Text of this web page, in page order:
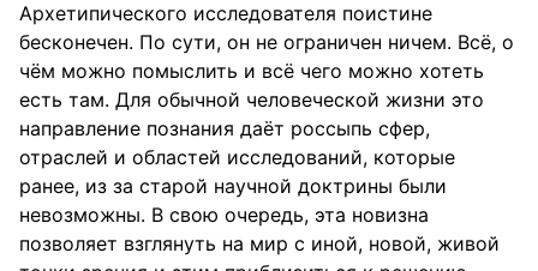
Архетипического исследователя поистине
бесконечен. По сути, он не ограничен ничем. Всё, о
чём можно помыслить и всё чего можно хотеть
есть там. Для обычной человеческой жизни это
направление познания даёт россыпь сфер,
отраслей и областей исследований, которые
ранее, из за старой научной доктрины были
невозможны. В свою очередь, эта новизна
позволяет взглянуть на мир с иной, новой, живой